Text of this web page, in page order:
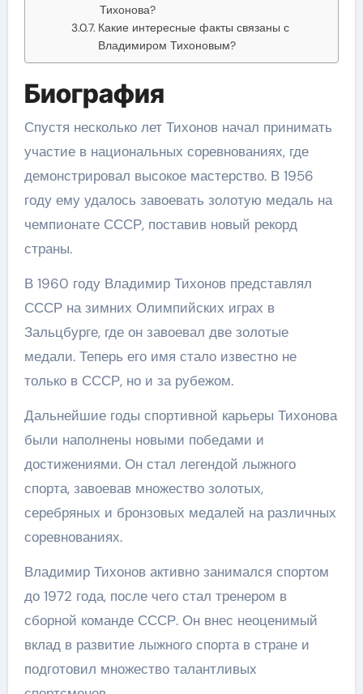
Тихонова?
Какие интересные факты связаны с
Владимиром Тихоновым?
Биография
Спустя несколько лет Тихонов начал принимать
участие в национальных соревнованиях, где
демонстрировал высокое мастерство. В 1956
году ему удалось завоевать золотую медаль на
чемпионате СССР, поставив новый рекорд
страны.
В 1960 году Владимир Тихонов представлял
СССР на зимних Олимпийских играх в
Зальцбурге, где он завоевал две золотые
медали. Теперь его имя стало известно не
только в СССР, но и за рубежом.
Дальнейшие годы спортивной карьеры Тихонова
были наполнены новыми победами и
достижениями. Он стал легендой лыжного
спорта, завоевав множество золотых,
серебряных и бронзовых медалей на различных
соревнованиях.
Владимир Тихонов активно занимался спортом
до 1972 года, после чего стал тренером в
сборной команде СССР. Он внес неоценимый
вклад в развитие лыжного спорта в стране и
подготовил множество талантливых